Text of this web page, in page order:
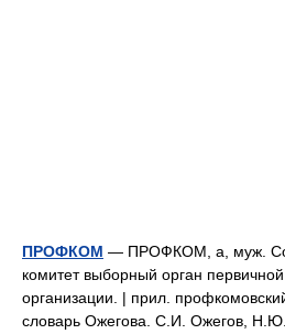
ПРОФКОМ — ПРОФКОМ, а, муж.
комитет выборный орган
организации. | прил.
словарь Ожегова. С.И. Ожегов,